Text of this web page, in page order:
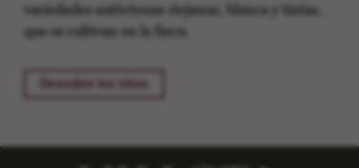
variedades autóctonas riojanas, blanca y tintas,
que se cultivan en la finca.
Descubre los vinos